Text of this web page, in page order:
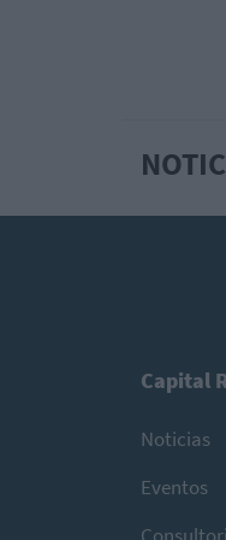
Capital
Noticias
Eventos